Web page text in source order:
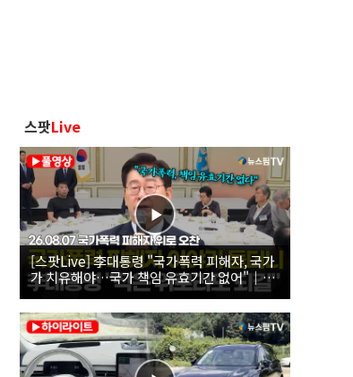
스팟Live
[스팟Live] 李대통령 "국가폭력 피해자, 국가
가 치유해야…국가 책임 유효기간 없어"｜
26.08.07 국가폭력 피해자 위로 오찬